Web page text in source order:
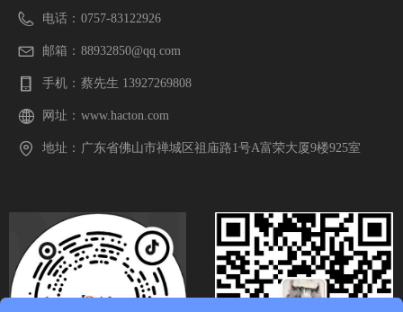
电话： 0757-83122926
邮箱： 88932850@qq.com
手机： 蔡先生 13927269808
网址： www.hacton.com
地址： 广东省佛山市禅城区祖庙路1号A富荣大厦9楼925室